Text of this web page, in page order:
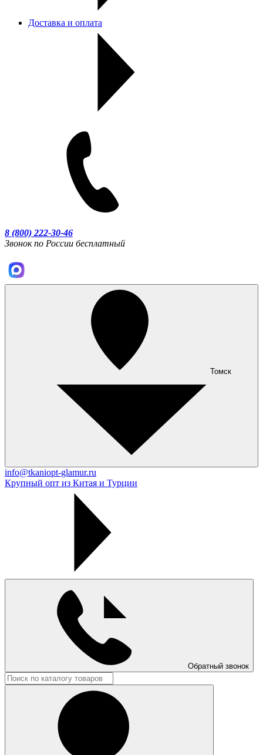
Доставка и оплата
8 (800) 222-30-46
Звонок по России бесплатный
Томск
info@tkaniopt-glamur.ru
Крупный опт из Китая и Турции
Обратный звонок